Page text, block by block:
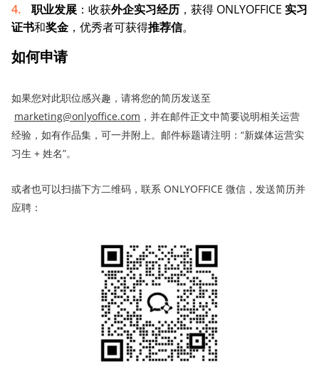
职业发展 ：收获外企实习经历 ，获得 ONLYOFFICE 实习
证书和奖金 ，优秀者可获得推荐信。
如何申请
如果您对此职位感兴趣，请将您的简历发送至
marketing@onlyoffice.com ，并在邮件正文中简要说明相关运营
经验，如有作品集，可一并附上。邮件标题请注明：“新媒体运营实
习生 + 姓名”。
或者也可以扫描下方二维码，联系 ONLYOFFICE 微信，发送简历并
应聘：